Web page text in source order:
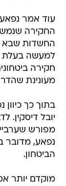
עוד אמר
החקירה
החשדות שבא
למעשה בעלת
חקירה
מעונינת
בתוך כך
יובל דיסקין.
נפאע, מדובר
הביטחון.
מוקדם יותר